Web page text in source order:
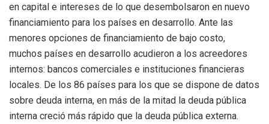
en capital e intereses de lo que desembolsaron en nuevo
financiamiento para los países en desarrollo. Ante las
menores opciones de financiamiento de bajo costo,
muchos países en desarrollo acudieron a los acreedores
internos: bancos comerciales e instituciones financieras
locales. De los 86 países para los que se dispone de datos
sobre deuda interna, en más de la mitad la deuda pública
interna creció más rápido que la deuda pública externa.